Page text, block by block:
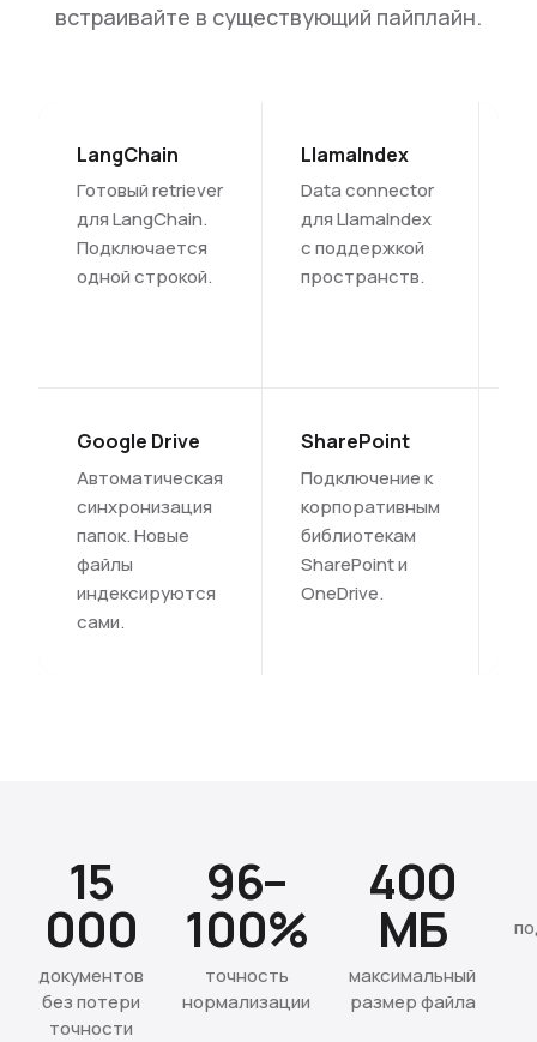
встраивайте в существующий пайплайн.
LangChain
Готовый retriever
для LangChain.
Подключается
одной строкой.
LlamaIndex
Data connector
для LlamaIndex
с поддержкой
пространств.
Google Drive
Автоматическая
синхронизация
папок. Новые
файлы
индексируются
сами.
SharePoint
Подключение к
корпоративным
библиотекам
SharePoint и
OneDrive.
15
000
документов
без потери
точности
96–
100%
точность
нормализации
400
МБ
максимальный
размер файла